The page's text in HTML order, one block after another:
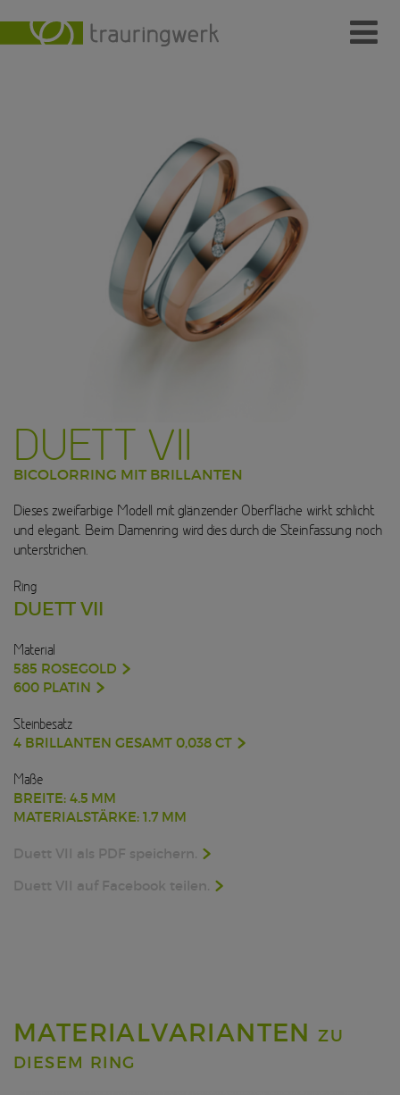
Individuelle Schmuckstücke
Kundenmeinungen
DUETT VII
BICOLORRING MIT BRILLANTEN
Dieses zweifarbige Modell mit glänzender Oberfläche wirkt schlicht
und elegant. Beim Damenring wird dies durch die Steinfassung noch
unterstrichen.
Ring
DUETT VII
Material
585 ROSEGOLD
600 PLATIN
Steinbesatz
4 BRILLANTEN GESAMT 0,038 CT
Maße
BREITE: 4.5 MM
MATERIALSTÄRKE: 1.7 MM
Duett VII als PDF speichern.
Duett VII auf Facebook teilen.
MATERIALVARIANTENZU
DIESEM RING